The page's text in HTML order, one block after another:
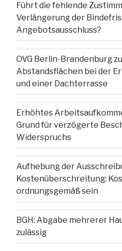
Führt die fehlende
Verlängerung der
Angebotsausschluss?
OVG Berlin-Brandenburg
Abstandsflächen bei der
und einer Dachterrasse
Erhöhtes
Grund für verzögerte
Widerspruchs
Aufhebung der
Kostenüberschreitung:
ordnungsgemäß sein
BGH: Abgabe mehrerer
zulässig